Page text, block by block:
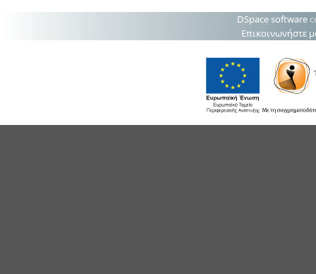
DSpace software
Επικοινωνήστε